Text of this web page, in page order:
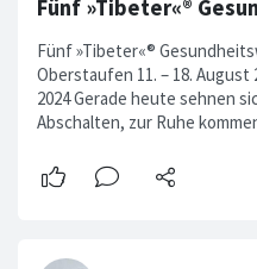
Fünf »Tibeter«®
Fünf »Tibeter«®
Oberstaufen 11. – 18. August
2024 Gerade heute sehnen
Abschalten, zur Ruhe